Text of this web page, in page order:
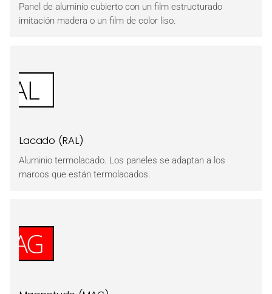
Panel de aluminio cubierto con un film estructurado
imitación madera o un film de color liso.
Lacado (RAL)
Aluminio termolacado. Los paneles se adaptan a los
marcos que están termolacados.